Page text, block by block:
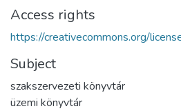
Access rights
https://creativecommons.org/
Subject
szakszervezeti könyvtár
üzemi könyvtár